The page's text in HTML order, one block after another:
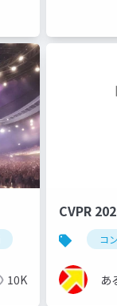
エンタメ
10K
CVPR
コ
あ